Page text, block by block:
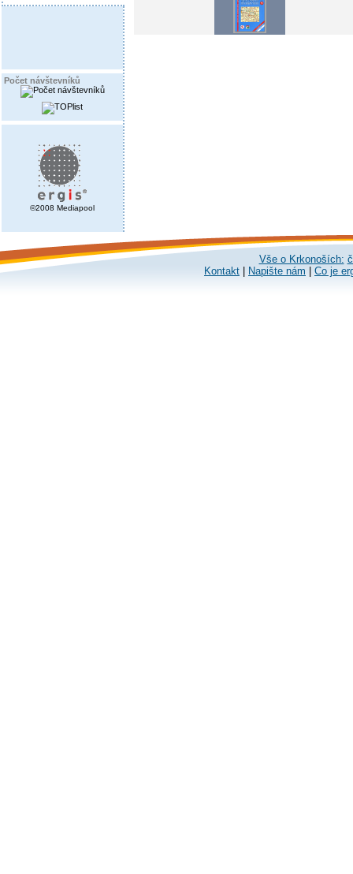
Počet návštevníků
©2008 Mediapool
Vše o Krkonoších:
Kontakt
Napište nám Co je